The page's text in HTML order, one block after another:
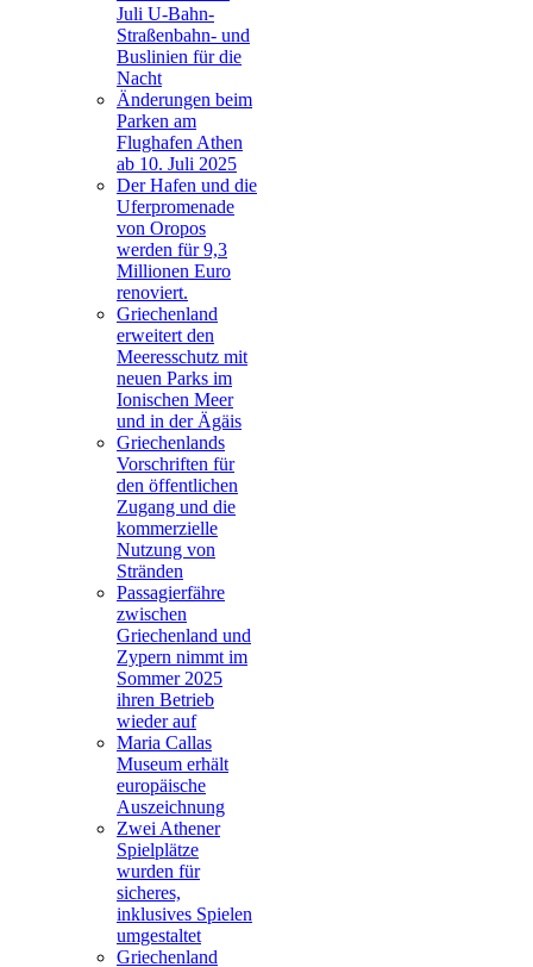
Juli U-Bahn-
Straßenbahn- und
Buslinien für die
Nacht
Änderungen beim
Parken am
Flughafen Athen
ab 10. Juli 2025
Der Hafen und die
Uferpromenade
von Oropos
werden für 9,3
Millionen Euro
renoviert.
Griechenland
erweitert den
Meeresschutz mit
neuen Parks im
Ionischen Meer
und in der Ägäis
Griechenlands
Vorschriften für
den öffentlichen
Zugang und die
kommerzielle
Nutzung von
Stränden
Passagierfähre
zwischen
Griechenland und
Zypern nimmt im
Sommer 2025
ihren Betrieb
wieder auf
Maria Callas
Museum erhält
europäische
Auszeichnung
Zwei Athener
Spielplätze
wurden für
sicheres,
inklusives Spielen
umgestaltet
Griechenland